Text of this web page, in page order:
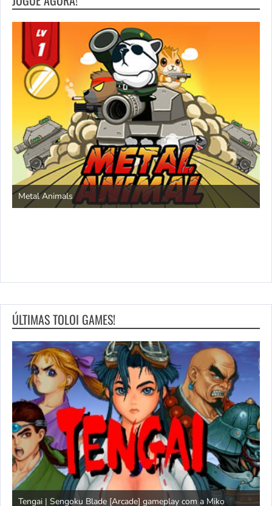
Metal Animals
ÚLTIMAS TOLOI GAMES!
Tengai | Sengoku Blade [Arcade] gameplay com a Miko